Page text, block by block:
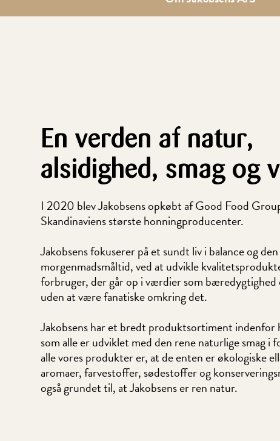
En verden af natur,
alsidighed, smag og
I 2020 blev Jakobsens opkøbt af Good Food
Skandinaviens største honningproducenter.
Jakobsens fokuserer på et sundt liv i balance og
morgenmadsmåltid, ved at udvikle
forbruger, der går op i værdier som bæredygtighed
uden at være fanatiske omkring det.
Jakobsens har et bredt produktsortiment indenfor
som alle er udviklet med den rene naturlige smag i
alle vores produkter er, at de enten er økologiske
aromaer, farvestoffer, sødestoffer og
også grundet til, at Jakobsens er ren natur.